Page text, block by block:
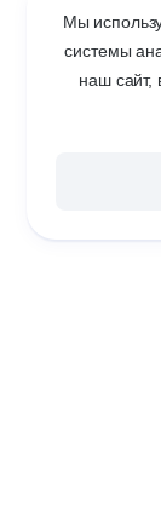
Мы
системы
наш сайт,